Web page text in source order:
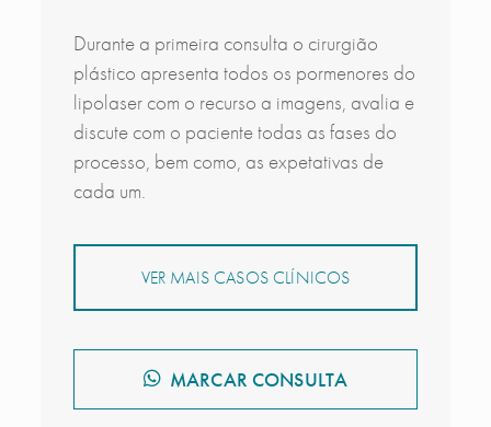
Durante a primeira consulta o cirurgião
plástico apresenta todos os pormenores do
lipolaser com o recurso a imagens, avalia e
discute com o paciente todas as fases do
processo, bem como, as expetativas de
cada um.
VER MAIS CASOS CLÍNICOS
MARCAR CONSULTA